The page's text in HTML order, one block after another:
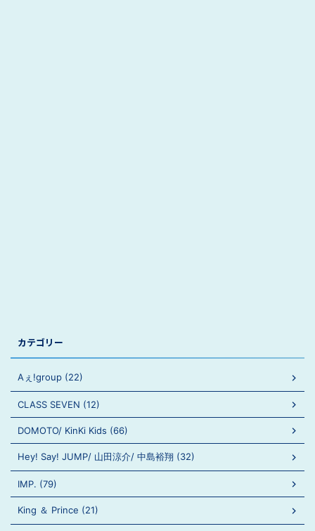
カテゴリー
Aぇ!group (22)
CLASS SEVEN (12)
DOMOTO/ KinKi Kids (66)
Hey! Say! JUMP/ 山田涼介/ 中島裕翔 (32)
IMP. (79)
King ＆ Prince (21)